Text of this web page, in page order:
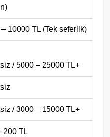
10000 TL (Tek seferlik)
/ 5000 – 25000 TL+
/ 3000 – 15000 TL+
200 TL